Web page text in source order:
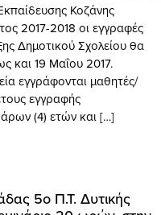
Κοζάνης
2017-2018 οι εγγραφές
Δημοτικού Σχολείου θα
και 19 Μαΐου 2017.
εγγράφονται μαθητές/
εγγραφής
(4) ετών και […]
5ο Π.Τ. Δυτικής